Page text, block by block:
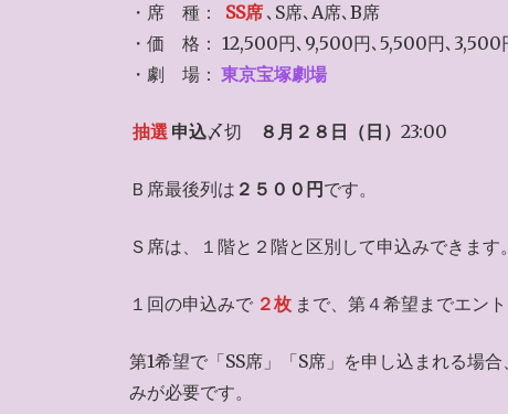
・席 種：
SS席 ､S席､A席､B席
・価 格： 12,500円､9,500円､5,500円､3,500
・劇 場： 東京宝塚劇場
抽選 申込〆切 ８月２８日（日）23:00
Ｂ席最後列は ２５００円 です。
Ｓ席は、１階と２階と区別して申込みできます。
１回の申込みで ２枚 まで、第４希望までエント
第1希望で「SS席」「S席」を申し込まれる場
みが必要です。